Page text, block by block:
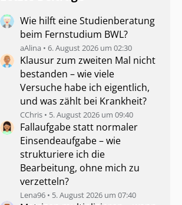
Wie hilft eine Studienberatung
beim Fernstudium BWL?
aAlina 6. August 2026 um 02:30
Klausur zum zweiten Mal nicht
bestanden – wie viele
Versuche habe ich eigentlich,
und was zählt bei Krankheit?
CChris 5. August 2026 um 09:40
Fallaufgabe statt normaler
Einsendeaufgabe – wie
strukturiere ich die
Bearbeitung, ohne mich zu
verzetteln?
Lena96 5. August 2026 um 07:40